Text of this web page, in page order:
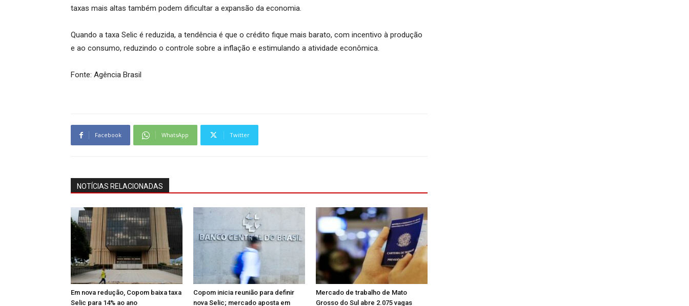
taxas mais altas também podem dificultar a expansão da economia.
Quando a taxa Selic é reduzida, a tendência é que o crédito fique mais barato, com incentivo à produção
e ao consumo, reduzindo o controle sobre a inflação e estimulando a atividade econômica.
Fonte: Agência Brasil
Facebook WhatsApp Twitter
NOTÍCIAS RELACIONADAS
Em nova redução, Copom baixa taxa
Selic para 14% ao ano
Copom inicia reunião para definir
nova Selic; mercado aposta em
Mercado de trabalho de Mato
Grosso do Sul abre 2.075 vagas